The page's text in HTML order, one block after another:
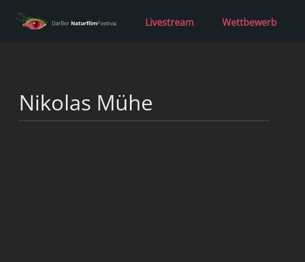
Livestream Wettbewerb
Nikolas Mühe